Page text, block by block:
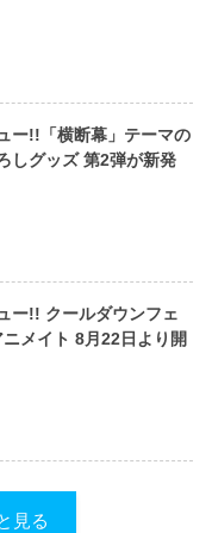
ー!!「横断幕」テーマの
しグッズ 第2弾が新発
ー!! クールダウンフェ
メイト 8月22日より開
見る